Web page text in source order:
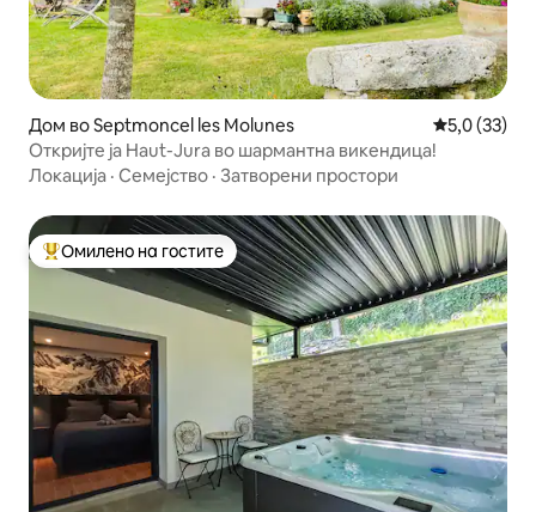
Дом во Septmoncel les Molunes Просечна
5,0 (33)
Откријте ја Haut-Jura во шармантна викендица!
Локација · Семејство · Затворени простори
Меѓу најуспешните „Омилени на гостите“
Омилено на гостите